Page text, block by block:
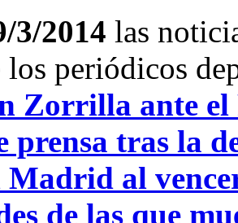
3/2014 las
periódicos
Zorrilla ante
prensa tras la
Madrid al
de las que